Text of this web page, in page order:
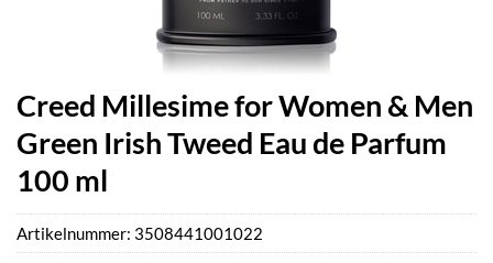
Creed Millesime for Women & Men
Green Irish Tweed Eau de Parfum
100 ml
Artikelnummer: 3508441001022